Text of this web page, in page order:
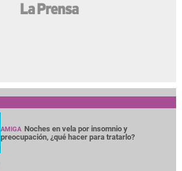
AMIGA Noches en vela por insomnio y
preocupación, ¿qué hacer para tratarlo?